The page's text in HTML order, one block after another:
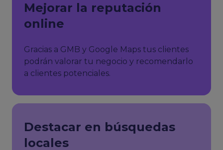
Mejorar la reputación
online
Gracias a GMB y Google Maps tus clientes
podrán valorar tu negocio y recomendarlo
a clientes potenciales.
Destacar en búsquedas
locales